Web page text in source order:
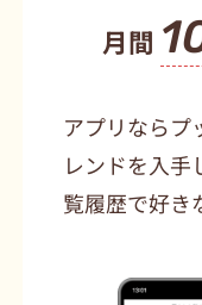
月間
アプリならプ
レンドを入
覧履歴で好き